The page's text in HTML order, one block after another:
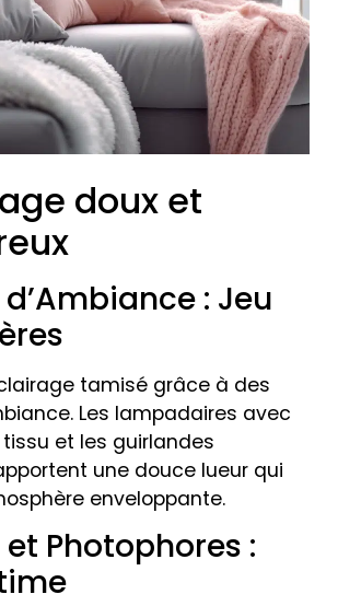
doux et
: Jeu
tamisé grâce à des
Les lampadaires avec
et les guirlandes
une douce lueur qui
enveloppante.
Photophores :